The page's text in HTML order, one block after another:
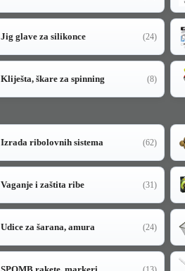
Jig glave za silikonce (24)
Kliješta, škare za spinning (8)
Izrada ribolovnih sistema (62)
Vaganje i zaštita ribe (31)
Udice za šarana, amura (24)